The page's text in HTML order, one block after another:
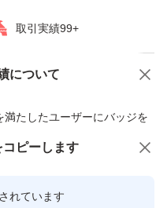
栓を溶かしながら、皮脂
取引実績99+
について
たしたユーザーにバッジを
・安全なユーザーです
商品への質問
コピーします
されています